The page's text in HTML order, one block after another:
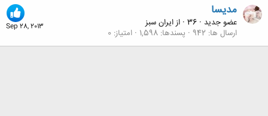
Sep 28, 2013
مدیسا
عضو جدید ·
· ازایران سبز
ارسال ها 942 پسندها 1,598 امتیاز 0